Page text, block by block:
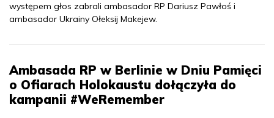
występem głos zabrali ambasador RP Dariusz Pawłoś i
ambasador Ukrainy Ołeksij Makejew.
Ambasada RP w Berlinie w Dniu Pamięci
o Ofiarach Holokaustu dołączyła do
kampanii #WeRemember